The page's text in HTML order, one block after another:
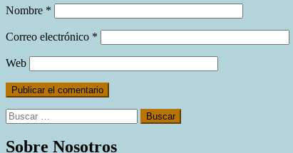
Nombre *
Correo electrónico *
Web
Buscar:
Sobre Nosotros